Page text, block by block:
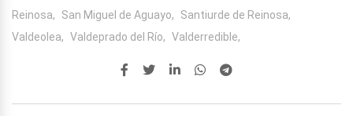
Reinosa,
San Miguel de Aguayo,
Santiurde de Reinosa,
Valdeolea, Valdeprado del Río, Valderredible,